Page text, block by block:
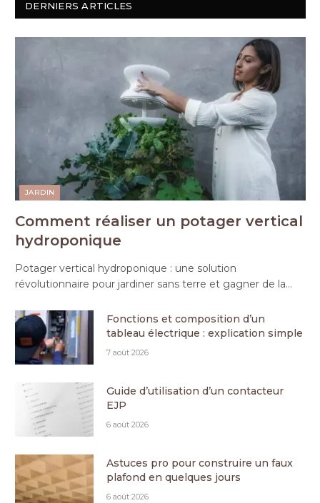
DERNIERS ARTICLES
JARDIN
Comment réaliser un potager vertical
hydroponique
Potager vertical hydroponique : une solution
révolutionnaire pour jardiner sans terre et gagner de la…
Fonctions et composition d’un
tableau électrique : explication simple
7 août 2026
Guide d’utilisation d’un contacteur
EJP
6 août 2026
Astuces pro pour construire un faux
plafond en quelques jours
6 août 2026